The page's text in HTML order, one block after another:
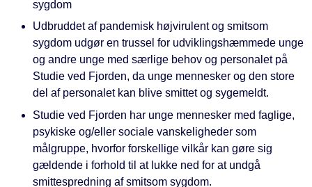
sygdom
Udbruddet af pandemisk højvirulent og smitsom
sygdom udgør en trussel for udviklingshæmmede unge
og andre unge med særlige behov og personalet på
Studie ved Fjorden, da unge mennesker og den store
del af personalet kan blive smittet og sygemeldt.
Studie ved Fjorden har unge mennesker med faglige,
psykiske og/eller sociale vanskeligheder som
målgruppe, hvorfor forskellige vilkår kan gøre sig
gældende i forhold til at lukke ned for at undgå
smittespredning af smitsom sygdom.